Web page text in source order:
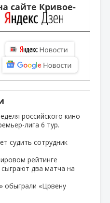
сайте Кривое-
российского кино
лига 6 тур.
судить сотрудник
рейтинге
два матча на
обыграли «Црвену